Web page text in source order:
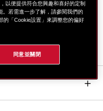
以便提供符合您興趣和喜好的定制
。若需進一步了解，請參閱我們的
的「Cookie設置」來調整您的偏好
同意並關閉